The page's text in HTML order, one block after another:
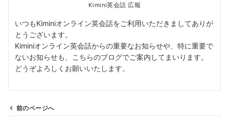
Kimini英会話 広報
いつもKiminiオンライン英会話をご利用いただきましてありが
とうございます。
Kiminiオンライン英会話からの重要なお知らせや、特に重要で
ないお知らせも、こちらのブログでご案内してまいります。
どうぞよろしくお願いいたします。
前のページへ